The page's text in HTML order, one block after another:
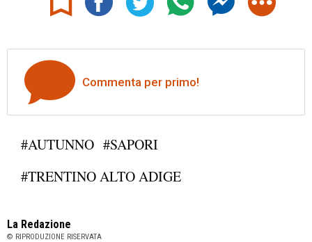
Commenta per primo!
#AUTUNNO #SAPORI
#TRENTINO ALTO ADIGE
La Redazione
© RIPRODUZIONE RISERVATA